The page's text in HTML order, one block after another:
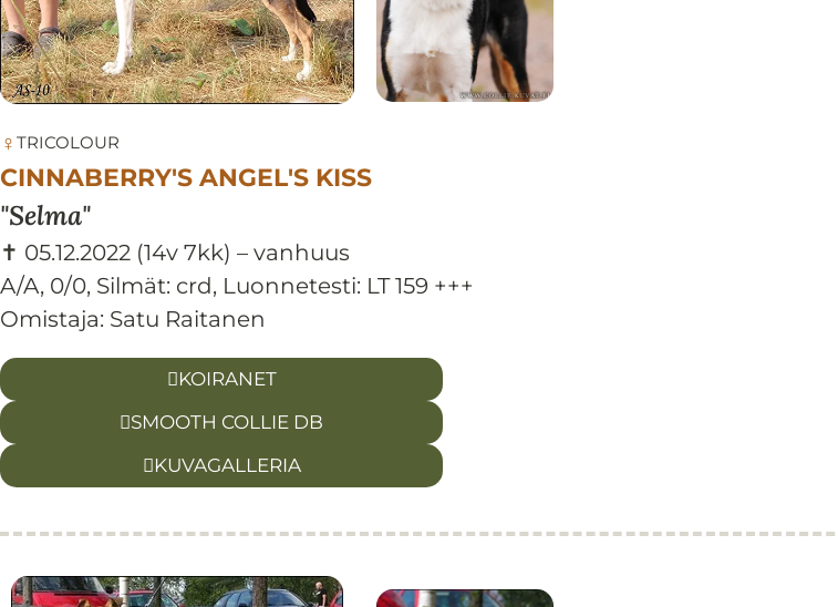
♀ TRICOLOUR
CINNABERRY'S ANGEL'S KISS
Selma
✝ 05.12.2022 (14v 7kk) – vanhuus
A/A, 0/0, Silmät: crd, Luonnetesti: LT 159 +++
Omistaja: Satu Raitanen
KOIRANET
SMOOTH COLLIE DB
KUVAGALLERIA